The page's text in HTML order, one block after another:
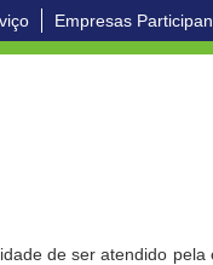
Empresas
de ser atendido pela